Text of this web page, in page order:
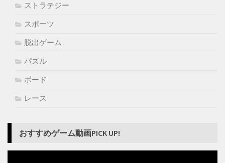
ストラテジー
スポーツ
脱出ゲーム
パズル
ボード
レース
おすすめゲーム動画PICK UP!